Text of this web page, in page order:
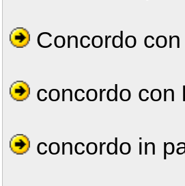
Concordo con
concordo con
concordo in